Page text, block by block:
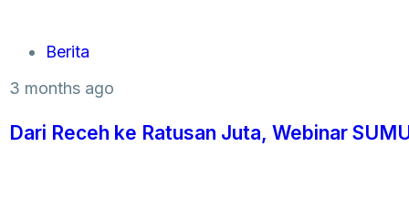
Berita
3 months ago
Dari Receh ke Ratusan Juta, Webinar